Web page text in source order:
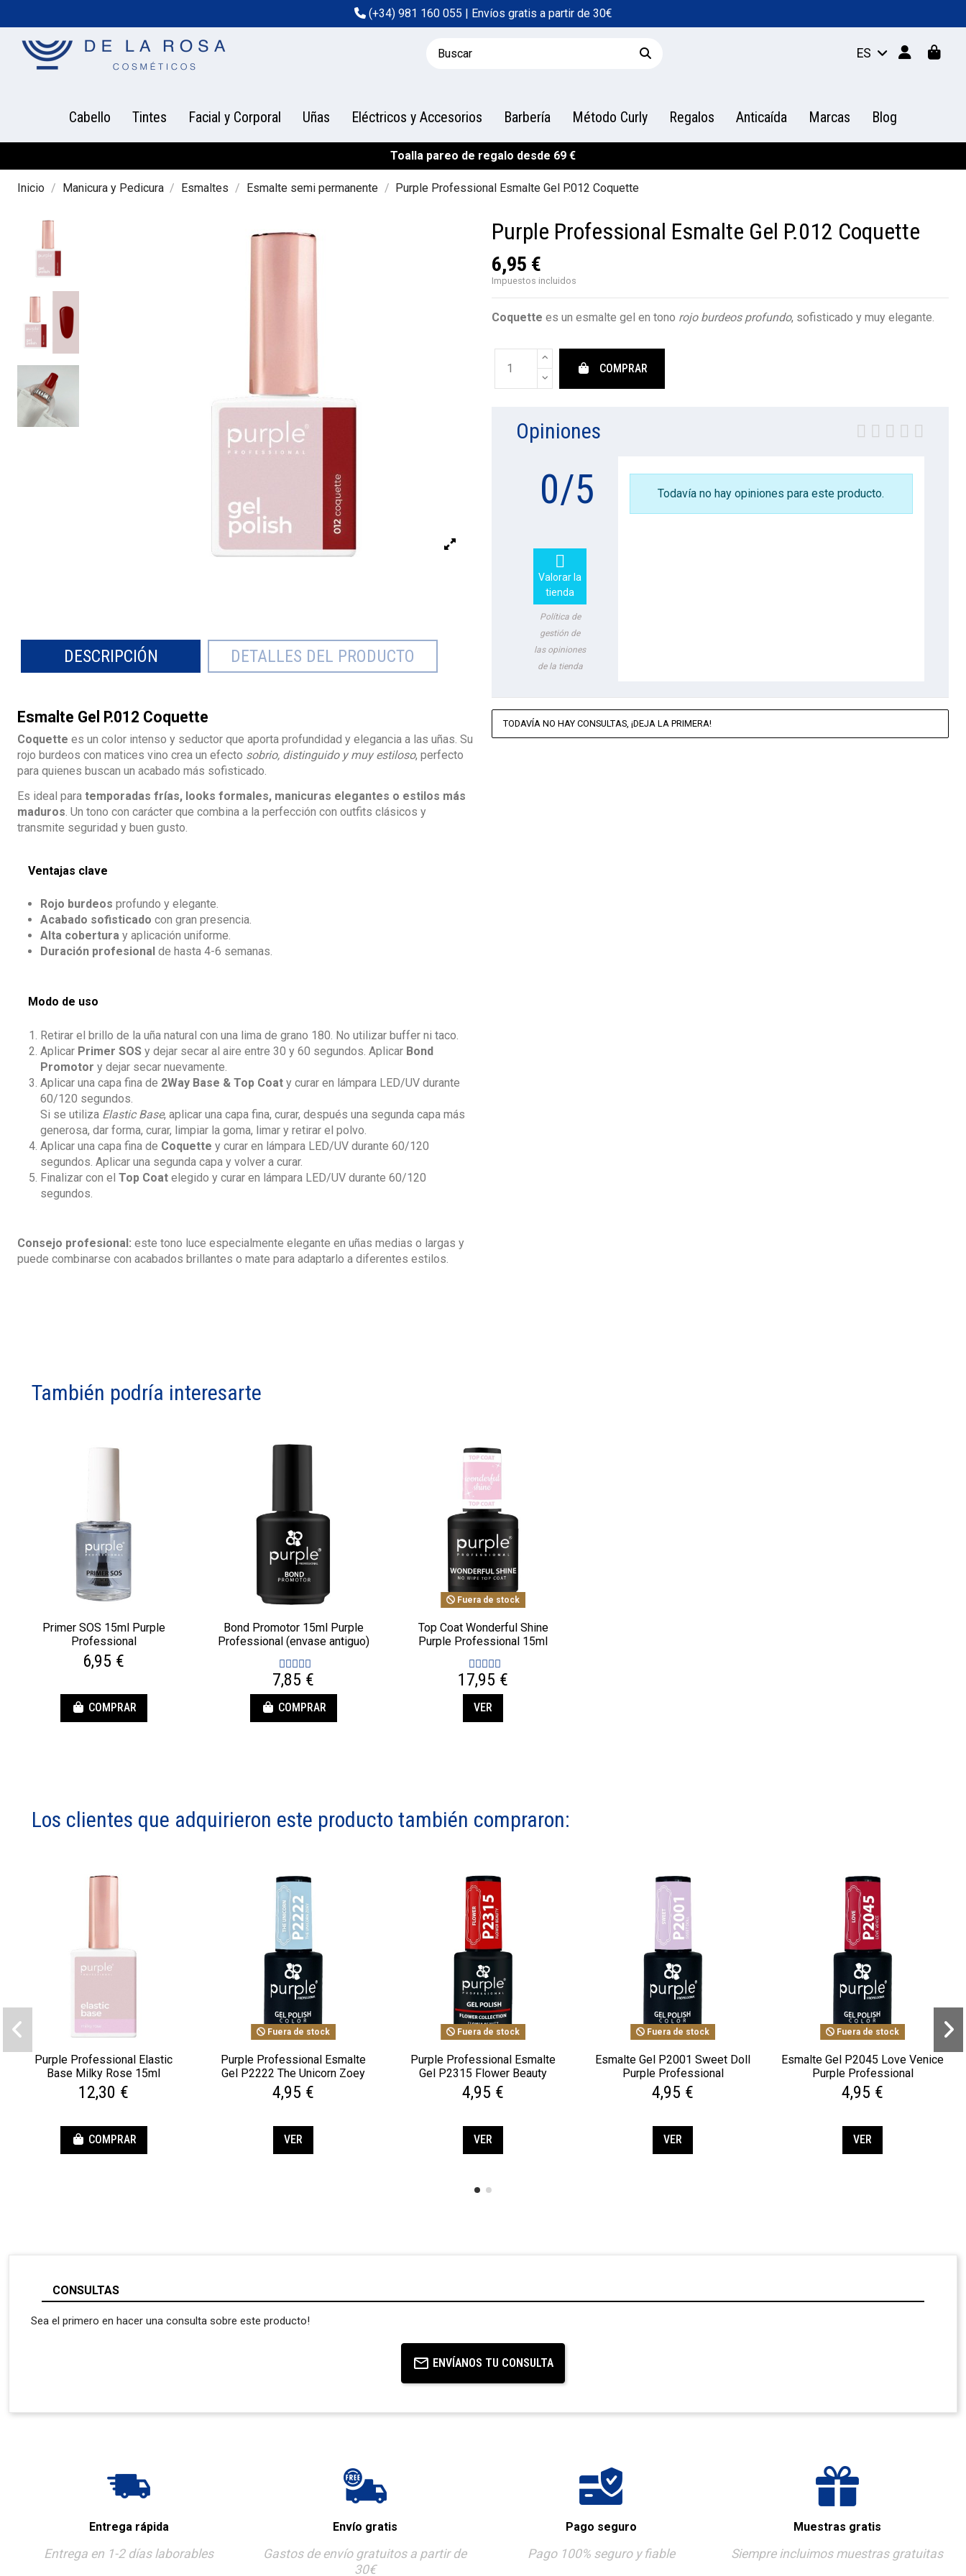
(+34) 981 160 055 | Envíos gratis a partir de 30€
ES
Cabello Tintes Facial y Corporal Uñas Eléctricos y Accesorios Barbería Método Curly Regalos Anticaída Marcas Blog
Toalla pareo de regalo desde 69 €
Inicio Manicura y Pedicura Esmaltes Esmalte semi permanente Purple Professional Esmalte Gel P.012 Coquette
DESCRIPCIÓN DETALLES DEL PRODUCTO
Esmalte Gel P.012 Coquette
Coquette es un color intenso y seductor que aporta profundidad y elegancia a las uñas. Su
rojo burdeos con matices vino crea un efecto sobrio, distinguido y muy estiloso, perfecto
para quienes buscan un acabado más sofisticado.
Es ideal para temporadas frías, looks formales, manicuras elegantes o estilos más
maduros . Un tono con carácter que combina a la perfección con outfits clásicos y
transmite seguridad y buen gusto.
Ventajas clave
Rojo burdeos profundo y elegante.
Acabado sofisticado con gran presencia.
Alta cobertura y aplicación uniforme.
Duración profesional de hasta 4-6 semanas.
Modo de uso
Retirar el brillo de la uña natural con una lima de grano 180. No utilizar buffer ni taco.
Aplicar Primer SOS y dejar secar al aire entre 30 y 60 segundos. Aplicar Bond
Promotor y dejar secar nuevamente.
Aplicar una capa fina de 2Way Base & Top Coat y curar en lámpara LED/UV durante
60/120 segundos.
Si se utiliza Elastic Base, aplicar una capa fina, curar, después una segunda capa más
generosa, dar forma, curar, limpiar la goma, limar y retirar el polvo.
Aplicar una capa fina de Coquette y curar en lámpara LED/UV durante 60/120
segundos. Aplicar una segunda capa y volver a curar.
Finalizar con el Top Coat elegido y curar en lámpara LED/UV durante 60/120
segundos.
Consejo profesional: este tono luce especialmente elegante en uñas medias o largas y
puede combinarse con acabados brillantes o mate para adaptarlo a diferentes estilos.
Purple Professional Esmalte Gel P.012 Coquette
6,95 €
Impuestos incluidos
Coquette es un esmalte gel en tono rojo burdeos profundo, sofisticado y muy elegante.
COMPRAR
Opiniones
0/5

Valorar la
tienda
Política de
gestión de
las opiniones
de la tienda
Todavía no hay opiniones para este producto.
TODAVÍA NO HAY CONSULTAS, ¡DEJA LA PRIMERA!
También podría interesarte
Primer SOS 15ml Purple
Professional
6,95 €
COMPRAR
Bond Promotor 15ml Purple
Professional (envase antiguo)
7,85 €
COMPRAR
Fuera de stock
Top Coat Wonderful Shine
Purple Professional 15ml
17,95 €
VER
Los clientes que adquirieron este producto también compraron:
Purple Professional Elastic
Base Milky Rose 15ml
12,30 €
COMPRAR
Fuera de stock
Purple Professional Esmalte
Gel P2222 The Unicorn Zoey
4,95 €
VER
Fuera de stock
Purple Professional Esmalte
Gel P2315 Flower Beauty
4,95 €
VER
Fuera de stock
Esmalte Gel P2001 Sweet Doll
Purple Professional
4,95 €
VER
Fuera de stock
Esmalte Gel P2045 Love Venice
Purple Professional
4,95 €
VER
CONSULTAS
Sea el primero en hacer una consulta sobre este producto!
ENVÍANOS TU CONSULTA
Entrega rápida
Entrega en 1-2 días laborables
Envío gratis
Gastos de envío gratuitos a partir de
30€
Pago seguro
Pago 100% seguro y fiable
Muestras gratis
Siempre incluimos muestras gratuitas